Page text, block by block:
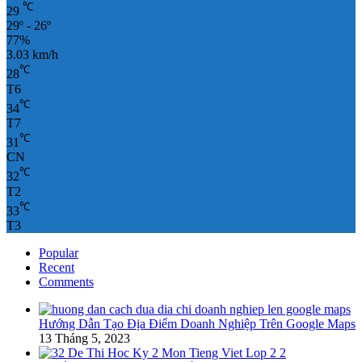
29 ℃
29º - 26º
77%
3.03 km/h
28℃
T6
34℃
T7
31 ℃
CN
32℃
T2
33℃
T3
Popular
Recent
Comments
Hướng Dẫn Tạo Địa Điểm Doanh Nghiệp Trên Google Maps
13 Tháng 5, 2023